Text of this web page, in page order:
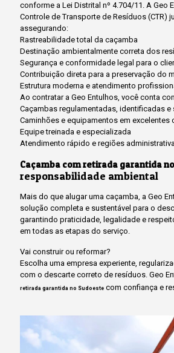
conforme a Lei Distrital nº 4.704/11. A Geo
Controle de Transporte de Resíduos (CTR)
assegurando:
Rastreabilidade total da caçamba
Destinação ambientalmente correta dos
Segurança e conformidade legal para o
Contribuição direta para a preservação do
Estrutura moderna e atendimento
Ao contratar a Geo Entulhos, você conta
Caçambas regulamentadas, identificadas e
Caminhões e equipamentos em excelentes
Equipe treinada e especializada
Atendimento rápido e regiões
Caçamba com retirada garantida
responsabilidade ambiental
Mais do que alugar uma caçamba, a Geo
solução completa e sustentável para o
garantindo praticidade, legalidade e
em todas as etapas do serviço.
Vai construir ou reformar?
Escolha uma empresa experiente,
com o descarte correto de resíduos. Geo
retirada garantida no Sudoeste com confiança e